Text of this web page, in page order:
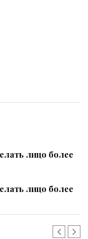
лицо более
лицо более